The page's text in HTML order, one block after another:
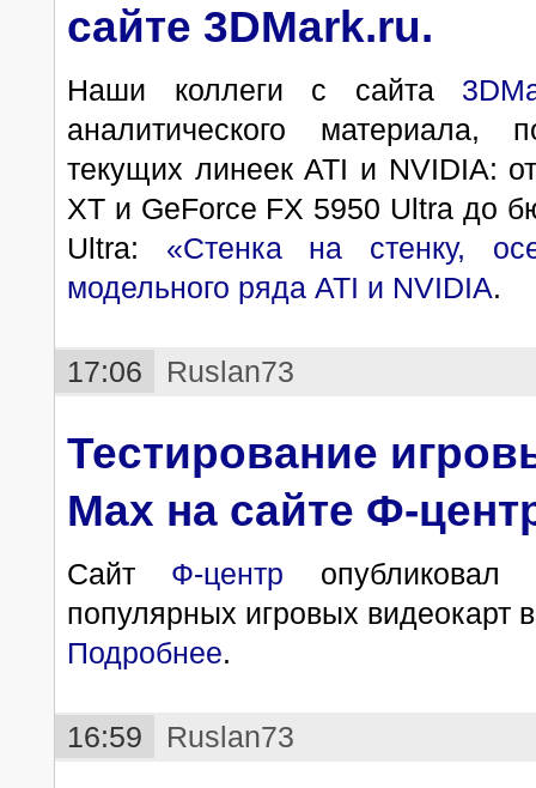
сайте 3DMark.ru.
Наши коллеги с сайта
аналитического материала,
текущих линеек ATI и NVIDIA:
XT и GeForce FX 5950 Ultra до
Ultra: «Стенка на стенку,
модельного ряда ATI и NVIDIA.
17:06 Ruslan73
Тестирование
Max на сайте Ф-
Сайт Ф-центр опубликовал
популярных игровых видеокарт
Подробнее.
16:59 Ruslan73